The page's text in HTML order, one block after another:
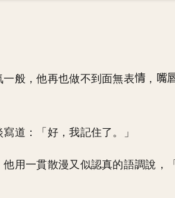
般，他再也做不到面無表 ，
道：「好，我記住了。」
他用一貫散漫又似認真的語調說，